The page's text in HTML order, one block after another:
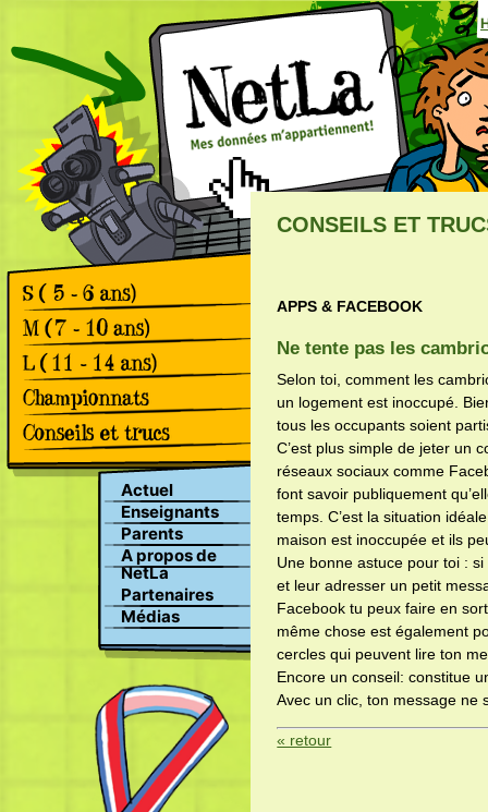
Games
Comics
Games
Comics
Games
Comics
Rétrospective le 2.
championnat Suisse de la
protection des données
Rétrospective le premier
championnat Suisse de la
protection des données
Apps & Facebook
Surfer sur le Web
Recherche
Clavardage
Actuel
Enseignants
Parents
A propos de
NetLa
Partenaires
Médias
CONSEILS ET
APPS & FACEBOOK
Ne tente pas les
Selon toi, comment les
un logement est inoccupé.
tous les occupants soient
C’est plus simple de jeter un
réseaux sociaux comme
font savoir publiquement
temps. C’est la situation
maison est inoccupée et ils
Une bonne astuce pour toi :
et leur adresser un petit
Facebook tu peux faire en
même chose est également
cercles qui peuvent lire ton
Encore un conseil: constitue
Avec un clic, ton message ne
« retour